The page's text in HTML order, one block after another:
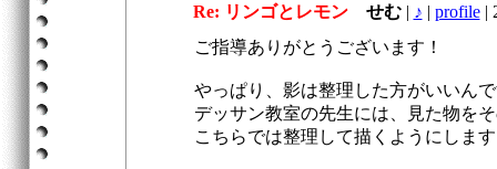
Re: リンゴとレモン せむ | ♪ | profile|
ご指導ありがとうございます！
やっぱり、影は整理した方がいいん
デッサン教室の先生には、見た物を
こちらでは整理して描くようにしま